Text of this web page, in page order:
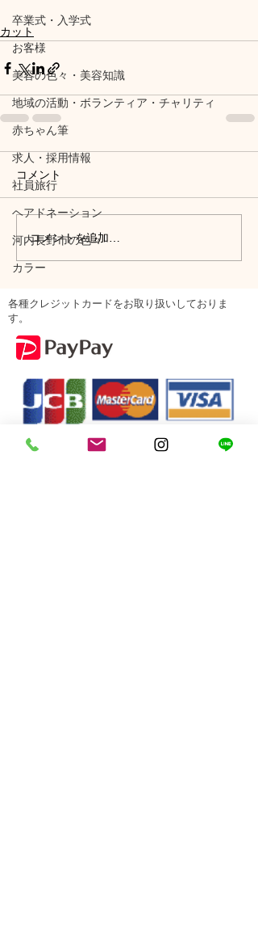
卒業式・入学式
お客様
美容の色々・美容知識
地域の活動・ボランティア・チャリティ
赤ちゃん筆
求人・採用情報
社員旅行
ヘアドネーション
河内長野市の色々
カラー
カット
コメント
コメントを追加…
各種クレジットカードをお取り扱いしておりま
す。